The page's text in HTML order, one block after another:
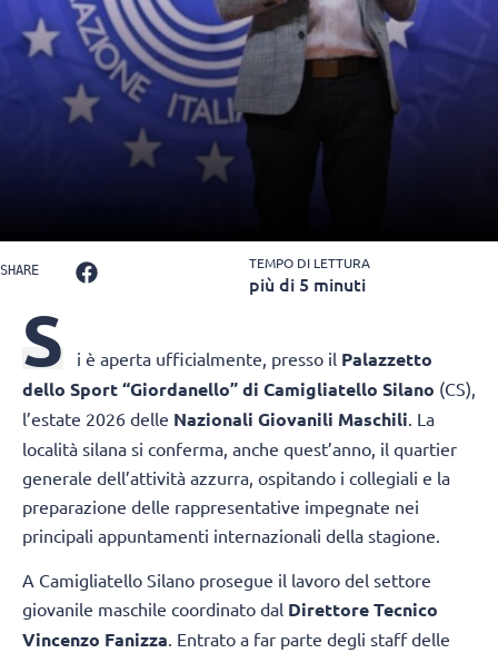
SHARE TEMPO DI LETTURA
più di 5 minuti
S i è aperta ufficialmente, presso il Palazzetto
dello Sport “Giordanello” di Camigliatello Silano (CS),
l’estate 2026 delle Nazionali Giovanili Maschili. La
località silana si conferma, anche quest’anno, il quartier
generale dell’attività azzurra, ospitando i collegiali e la
preparazione delle rappresentative impegnate nei
principali appuntamenti internazionali della stagione.
A Camigliatello Silano prosegue il lavoro del settore
giovanile maschile coordinato dal Direttore Tecnico
Vincenzo Fanizza. Entrato a far parte degli staff delle